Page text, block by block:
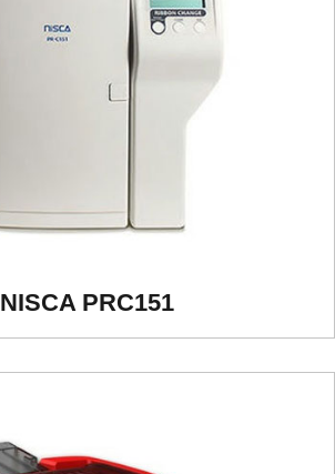
NISCA PRC151